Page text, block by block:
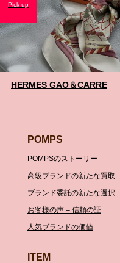
HERMES GAO＆CARRE
Pick up
POMPS
POMPSのストーリー
高級ブランドの新たな買取
ブランド委託の新たな選択
お客様の声 – 信頼の証
人気ブランドの価値
ITEM